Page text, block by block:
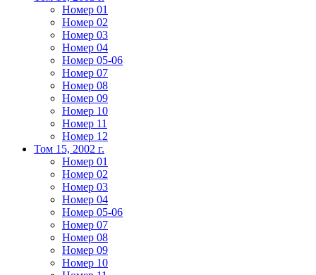
Номер 01
Номер 02
Номер 03
Номер 04
Номер 05-06
Номер 07
Номер 08
Номер 09
Номер 10
Номер 11
Номер 12
Том 15, 2002 г.
Номер 01
Номер 02
Номер 03
Номер 04
Номер 05-06
Номер 07
Номер 08
Номер 09
Номер 10